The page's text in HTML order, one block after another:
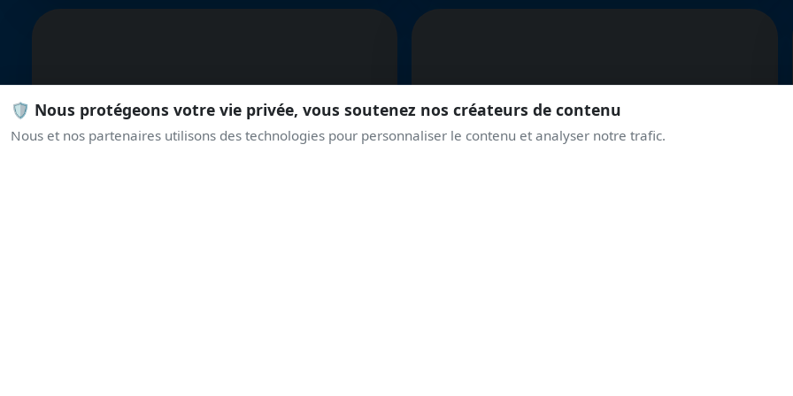
🛡️ Nous protégeons votre vie privée, vous soutenez nos créateurs de contenu
Nous et nos partenaires utilisons des technologies pour personnaliser le contenu et analyser notre trafic.
Dassault- North